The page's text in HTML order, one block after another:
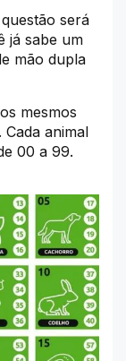
será
já sabe um
mão dupla
mesmos
animal
00 a 99.